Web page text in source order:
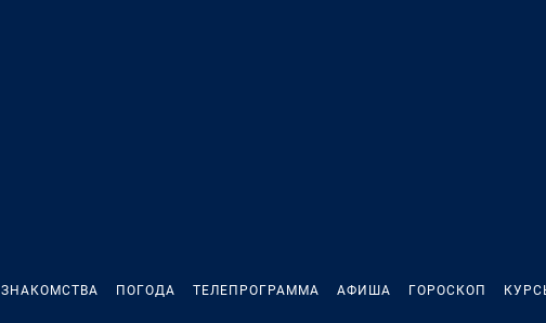
ЗНАКОМСТВА ПОГОДА ТЕЛЕПРОГРАММА АФИША ГОРОСКОП